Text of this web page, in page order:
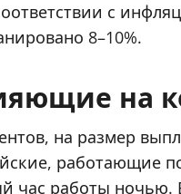
с
8–10%.
на
на размер
работающие
час работы